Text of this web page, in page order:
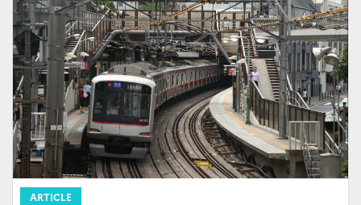
ARTICLE